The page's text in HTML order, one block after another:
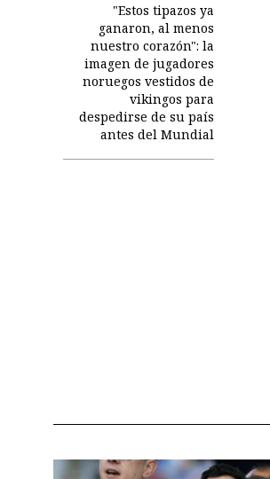
"Estos tipazos ya
ganaron, al menos
nuestro corazón": la
imagen de jugadores
noruegos vestidos de
vikingos para
despedirse de su país
antes del Mundial